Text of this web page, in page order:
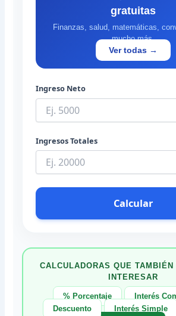
gratuitas
Finanzas, salud, matemáticas,
mucho más.
Ver todas →
Ingreso Neto
Ingresos Totales
Calcular
CALCULADORAS QUE TAMBIÉN
INTERESAR
% Porcentaje
Interés
Descuento
Interés Simple